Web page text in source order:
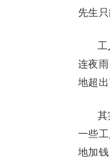
先生
连夜
地超出
其
一些
地加